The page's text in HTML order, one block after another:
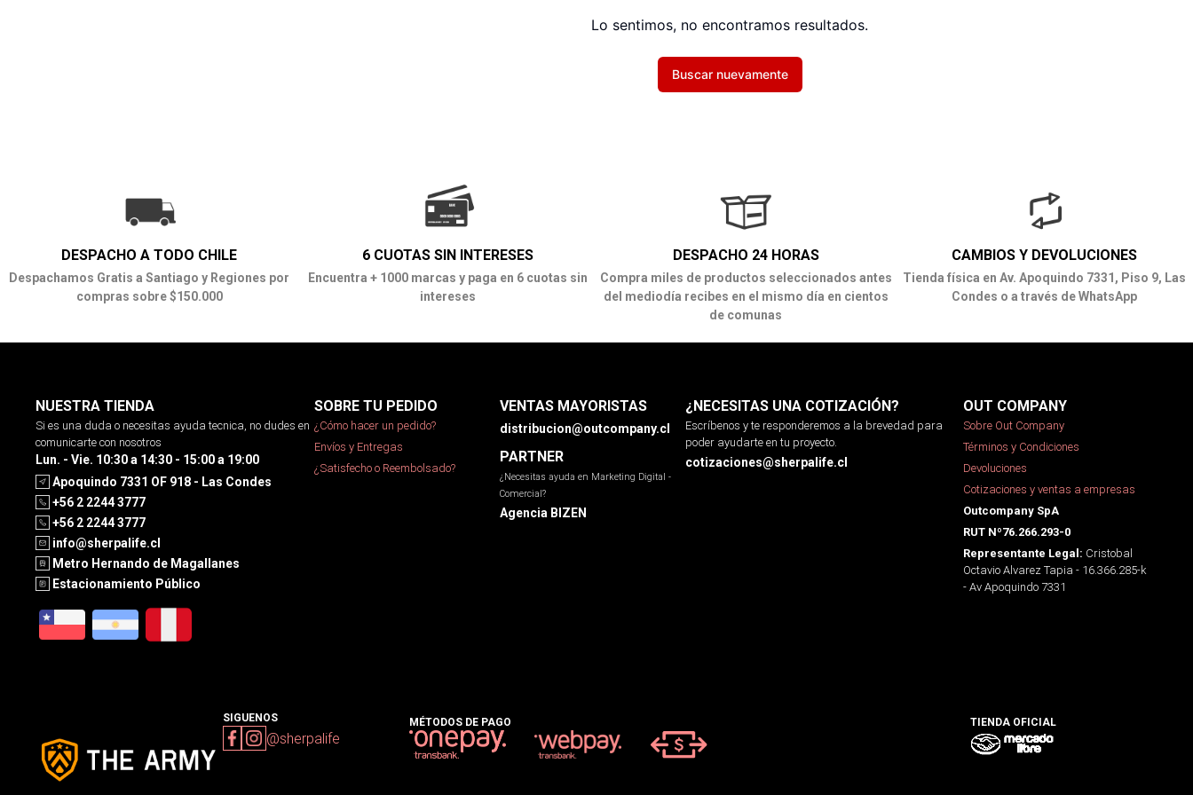
Lo sentimos, no encontramos resultados.
Buscar nuevamente
DESPACHO A TODO CHILE
Despachamos Gratis a Santiago y Regiones por
compras sobre $150.000
6 CUOTAS SIN INTERESES
Encuentra + 1000 marcas y paga en 6 cuotas sin
intereses
DESPACHO 24 HORAS
Compra miles de productos seleccionados antes
del mediodía recibes en el mismo día en cientos
de comunas
CAMBIOS Y DEVOLUCIONES
Tienda física en Av. Apoquindo 7331, Piso 9, Las
Condes o a través de WhatsApp
NUESTRA TIENDA
Si es una duda o necesitas ayuda tecnica, no dudes en
comunicarte con nosotros
Lun. - Vie. 10:30 a 14:30 - 15:00 a 19:00
Apoquindo 7331 OF 918 - Las Condes
+56 2 2244 3777
+56 2 2244 3777
info@sherpalife.cl
Metro Hernando de Magallanes
Estacionamiento Público
SOBRE TU PEDIDO
¿Cómo hacer un pedido?
Envíos y Entregas
¿Satisfecho o Reembolsado?
VENTAS MAYORISTAS
distribucion@outcompany.cl
PARTNER
¿Necesitas ayuda en Marketing Digital -
Comercial?
Agencia BIZEN
¿NECESITAS UNA COTIZACIÓN?
Escríbenos y te responderemos a la brevedad para
poder ayudarte en tu proyecto.
cotizaciones@sherpalife.cl
OUT COMPANY
Sobre Out Company
Términos y Condiciones
Devoluciones
Cotizaciones y ventas a empresas
Outcompany SpA
RUT Nº76.266.293-0
Representante Legal: Cristobal
Octavio Alvarez Tapia - 16.366.285-k
- Av Apoquindo 7331
SIGUENOS
@sherpalife
MÉTODOS DE PAGO TIENDA OFICIAL